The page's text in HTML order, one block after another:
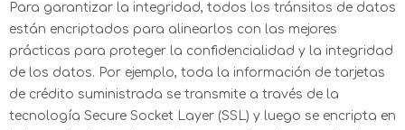
Para garantizar la integridad, todos los tránsitos de datos
están encriptados para alinearlos con las mejores
prácticas para proteger la confidencialidad y la integridad
de los datos. Por ejemplo, toda la información de tarjetas
de crédito suministrada se transmite a través de la
tecnología Secure Socket Layer (SSL) y luego se encripta en